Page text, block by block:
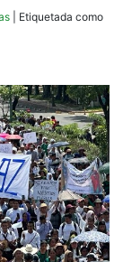
Etiquetada como